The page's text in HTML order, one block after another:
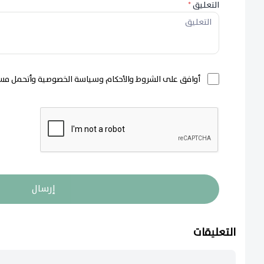
التعليق*
أوافق على الشروط والأحكام وسياسة الخصوصية وأتحمل
إرسال
التعليقات